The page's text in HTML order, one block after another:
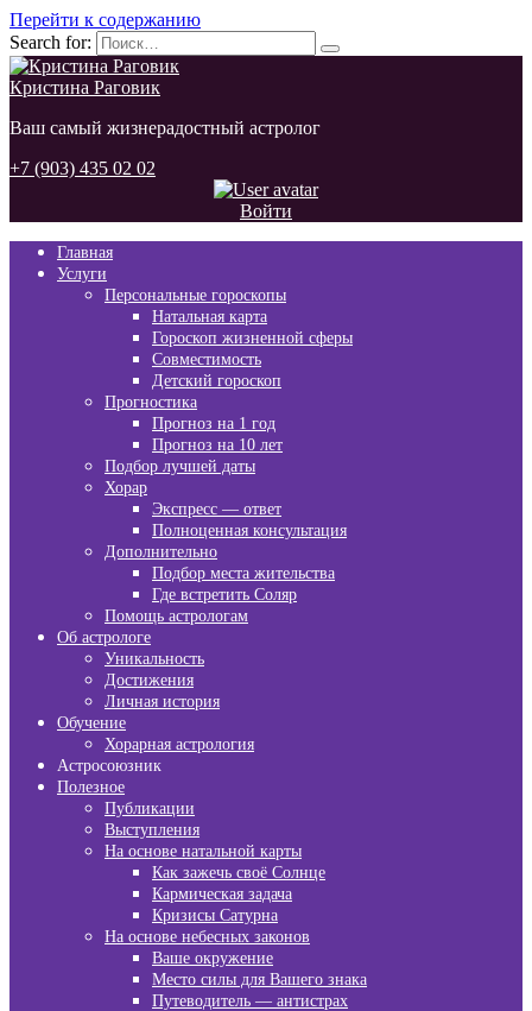
Перейти к содержанию
Search for:
Кристина Раговик
Ваш самый жизнерадостный астролог
+7 (903) 435 02 02
Войти
Главная
Услуги
Персональные гороскопы
Натальная карта
Гороскоп жизненной сферы
Совместимость
Детский гороскоп
Прогностика
Прогноз на 1 год
Прогноз на 10 лет
Подбор лучшей даты
Хорар
Экспресс — ответ
Полноценная консультация
Дополнительно
Подбор места жительства
Где встретить Соляр
Помощь астрологам
Об астрологе
Уникальность
Достижения
Личная история
Обучение
Хорарная астрология
Астросоюзник
Полезное
Публикации
Выступления
На основе натальной карты
Как зажечь своё Солнце
Кармическая задача
Кризисы Сатурна
На основе небесных законов
Ваше окружение
Место силы для Вашего знака
Путеводитель — антистрах